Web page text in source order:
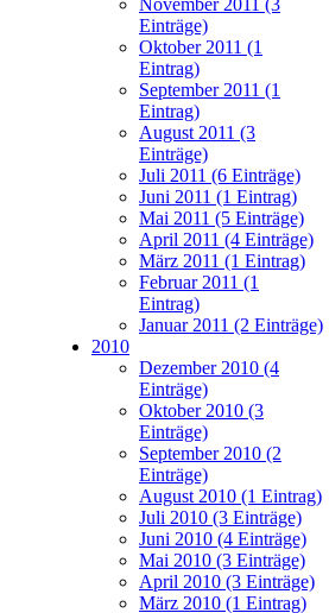
November 2011 (3
Einträge)
Oktober 2011 (1
Eintrag)
September 2011 (1
Eintrag)
August 2011 (3
Einträge)
Juli 2011 (6 Einträge)
Juni 2011 (1 Eintrag)
Mai 2011 (5 Einträge)
April 2011 (4 Einträge)
März 2011 (1 Eintrag)
Februar 2011 (1
Eintrag)
Januar 2011 (2 Einträge)
2010
Dezember 2010 (4
Einträge)
Oktober 2010 (3
Einträge)
September 2010 (2
Einträge)
August 2010 (1 Eintrag)
Juli 2010 (3 Einträge)
Juni 2010 (4 Einträge)
Mai 2010 (3 Einträge)
April 2010 (3 Einträge)
März 2010 (1 Eintrag)